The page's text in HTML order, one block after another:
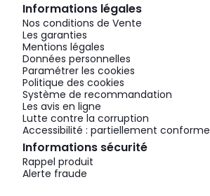
Informations légales
Nos conditions de Vente
Les garanties
Mentions légales
Données personnelles
Paramétrer les cookies
Politique des cookies
Système de recommandation
Les avis en ligne
Lutte contre la corruption
Accessibilité : partiellement conforme
Informations sécurité
Rappel produit
Alerte fraude